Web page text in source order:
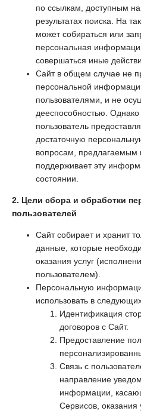
по ссылкам, доступным
результатах поиска. На
может собираться или
персональная
совершаться иные
Сайт в общем случае не
персональной
пользователями, и не
дееспособностью. Однако
пользователь
достаточную
вопросам, предлагаемым
поддерживает эту
состоянии.
2. Цели сбора и обработки
пользователей
Сайт собирает и хранит
данные, которые
оказания услуг
пользователем).
Персональную
использовать в
Идентификация
договоров с Сайт.
Предоставление
Связь с
направление
информации,
Сервисов, оказания